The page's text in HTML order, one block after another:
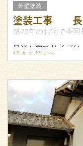
外壁塗装
塗装工事 長
築20年のお宅で今
日光と雨でサイデｲ
までくると、ボード
続きを読む>